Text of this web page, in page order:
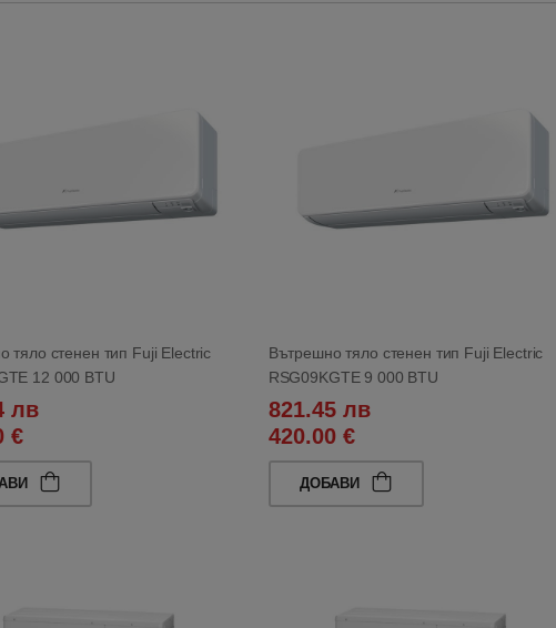
тяло стенен тип Fuji Electric
12 000 BTU
лв
€
Вътрешно тяло стенен тип Fuji Electric
RSG09KGTE 9 000 BTU
821.45 лв
420.00 €
ДОБАВИ